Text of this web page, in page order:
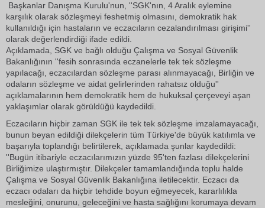
Başkanlar Danışma Kurulu'nun, ''SGK'nın, 4 Aralık eylemine
karşılık olarak sözleşmeyi feshetmiş olmasını, demokratik hak
kullanıldığı için hastaların ve eczacıların cezalandırılması girişimi''
olarak değerlendirdiği ifade edildi.
Açıklamada, SGK ve bağlı olduğu Çalışma ve Sosyal Güvenlik
Bakanlığının ''fesih sonrasında eczanelerle tek tek sözleşme
yapılacağı, eczacılardan sözleşme parası alınmayacağı, Birliğin ve
odaların sözleşme ve aidat gelirlerinden rahatsız olduğu''
açıklamalarının hem demokratik hem de hukuksal çerçeveyi aşan
yaklaşımlar olarak görüldüğü kaydedildi.
Eczacıların hiçbir zaman SGK ile tek tek sözleşme imzalamayacağı,
bunun beyan edildiği dilekçelerin tüm Türkiye'de büyük katılımla ve
başarıyla toplandığı belirtilerek, açıklamada şunlar kaydedildi:
''Bugün itibariyle eczacılarımızın yüzde 95'ten fazlası dilekçelerini
Birliğimize ulaştırmıştır. Dilekçeler tamamlandığında toplu halde
Çalışma ve Sosyal Güvenlik Bakanlığına iletilecektir. Eczacı da
eczacı odaları da hiçbir tehdide boyun eğmeyecek, kararlılıkla
mesleğini, onurunu, geleceğini ve hasta sağlığını korumaya devam